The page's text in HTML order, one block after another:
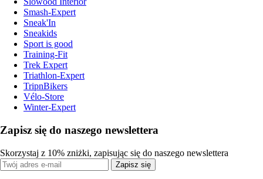
Smash-Expert
Sneak'In
Sneakids
Sport is good
Training-Fit
Trek Expert
Triathlon-Expert
TripnBikers
Vélo-Store
Winter-Expert
Zapisz się do naszego newslettera
Skorzystaj z 10% zniżki, zapisując się do naszego newslettera
Zapisz się